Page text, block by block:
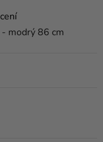
modrý 86 cm